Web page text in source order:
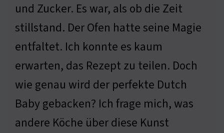
und Zucker. Es war, als ob die Zeit
stillstand. Der Ofen hatte seine Magie
entfaltet. Ich konnte es kaum
erwarten, das Rezept zu teilen. Doch
wie genau wird der perfekte Dutch
Baby gebacken? Ich frage mich, was
andere Köche über diese Kunst